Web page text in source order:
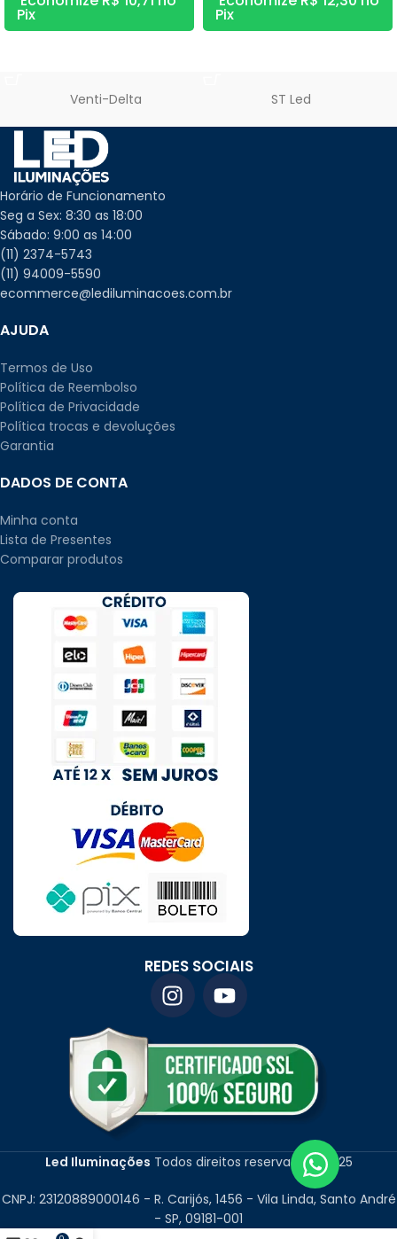
Pix Pix
Venti-Delta ST Led
Horário de Funcionamento
Seg a Sex: 8:30 as 18:00
Sábado: 9:00 as 14:00
(11) 2374-5743
(11) 94009-5590
ecommerce@lediluminacoes.com.br
AJUDA
Termos de Uso
Política de Reembolso
Política de Privacidade
Política trocas e devoluções
Garantia
DADOS DE CONTA
Minha conta
Lista de Presentes
Comparar produtos
REDES SOCIAIS
Led Iluminações Todos direitos reservados 2025
CNPJ: 23120889000146 - R. Carijós, 1456 - Vila Linda, Santo André
- SP, 09181-001